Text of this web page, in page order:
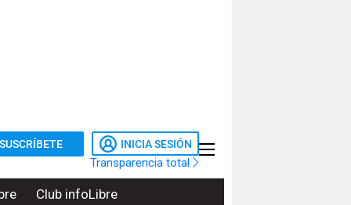
SUSCRÍBETE INICIA SESIÓN
Transparencia total
Club infoLibre